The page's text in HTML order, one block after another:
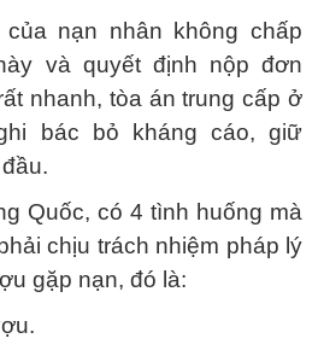
nạn nhân không chấp
và quyết định nộp đơn
nhanh, tòa án trung cấp ở
bác bỏ kháng cáo, giữ
Quốc, có 4 tình huống mà
chịu trách nhiệm pháp lý
gặp nạn, đó là: